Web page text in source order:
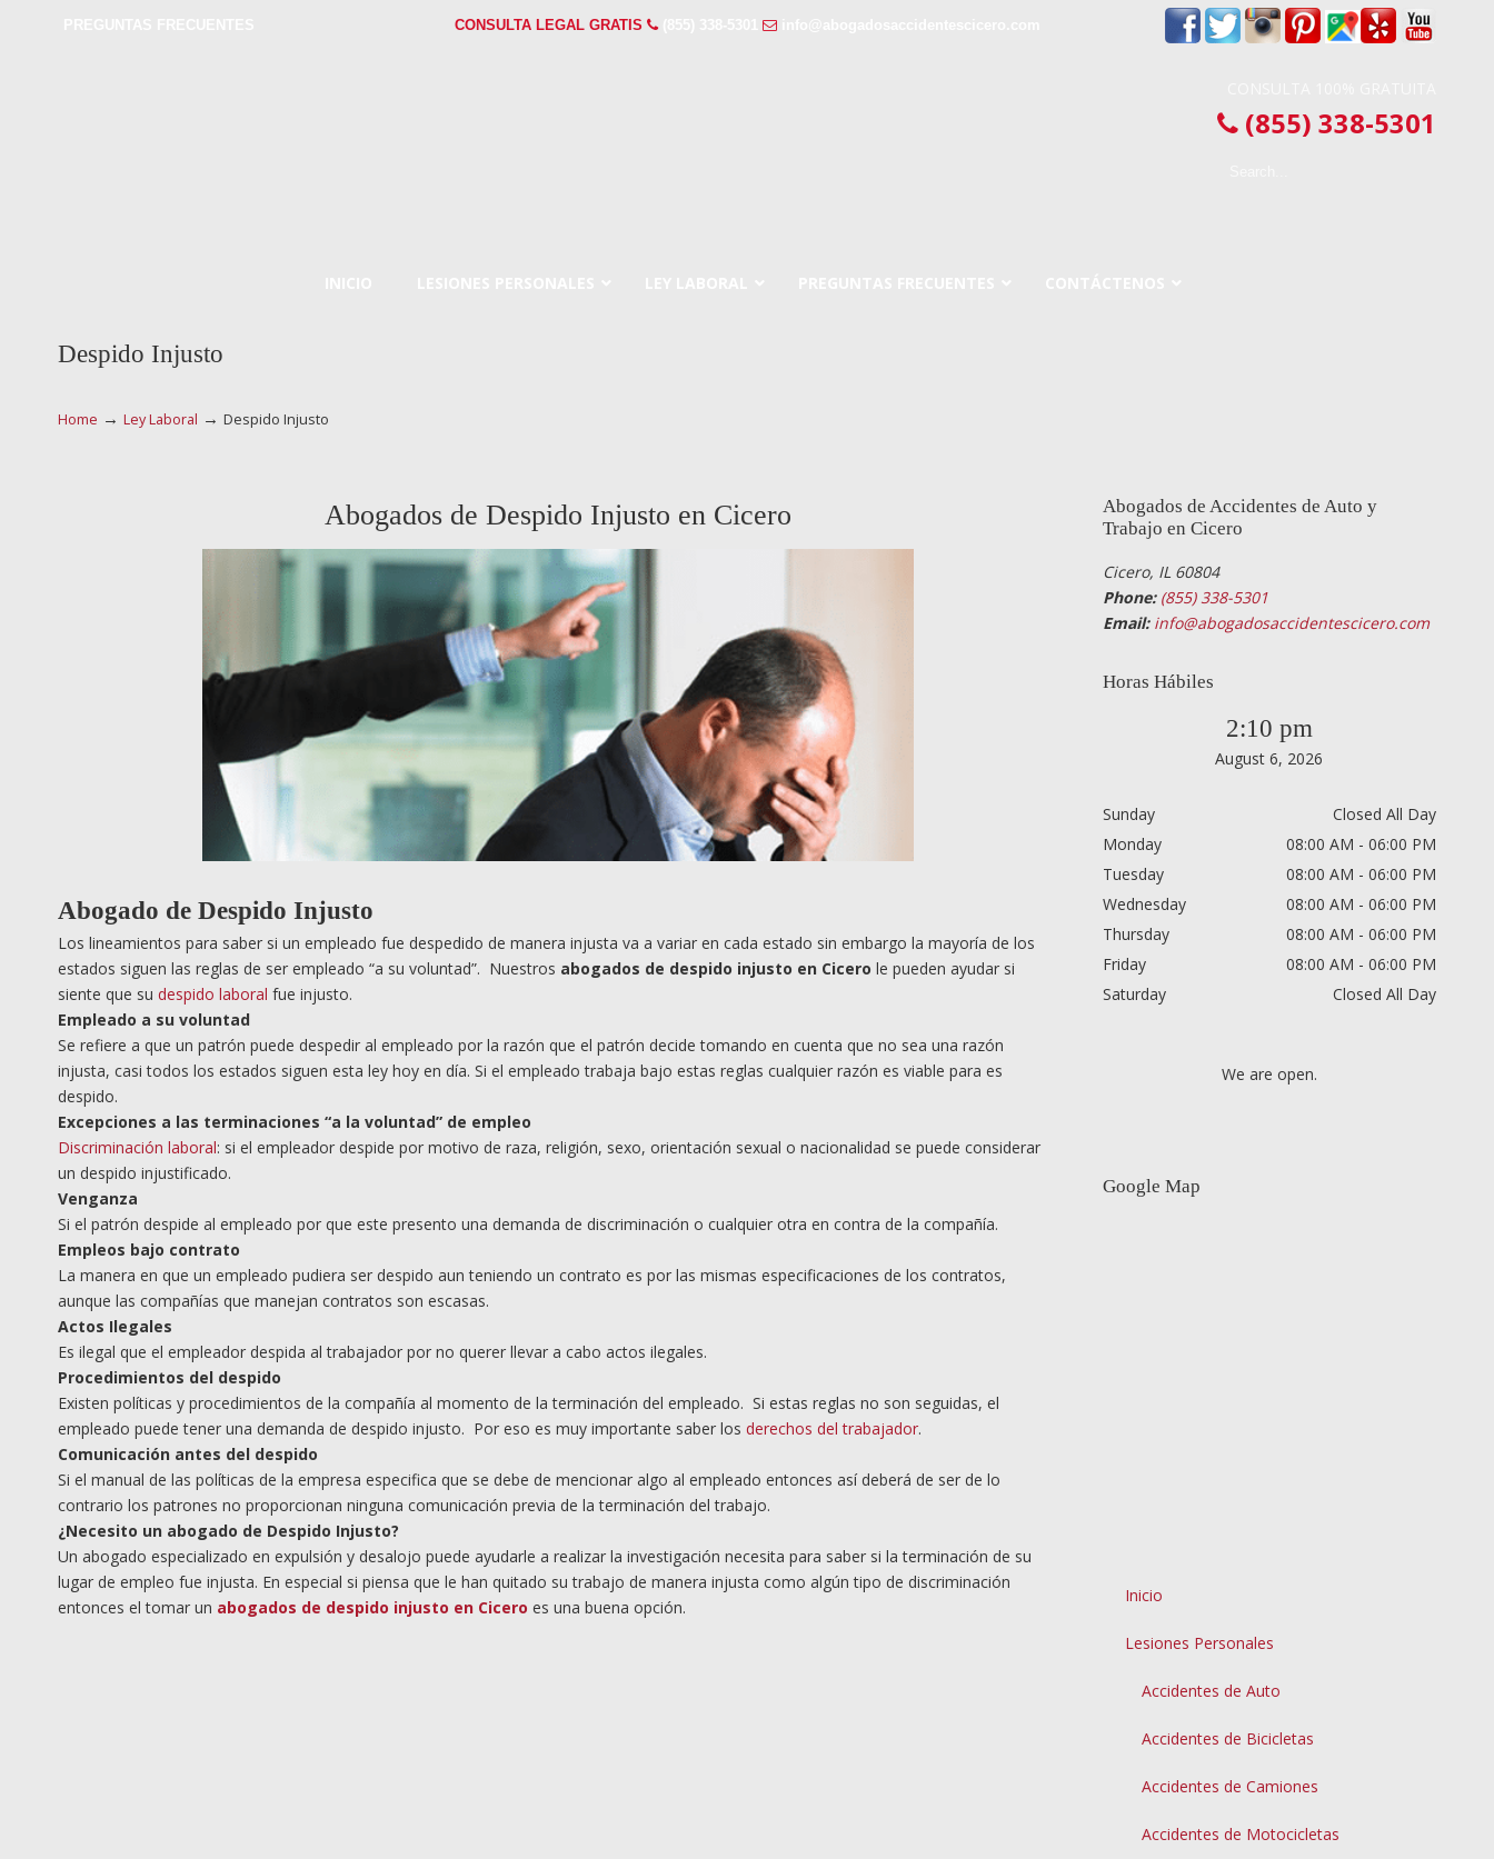
CONSULTA LEGAL GRATIS
(855) 338-5301
Despido Injusto
Home → Ley Laboral → Despido Injusto
Abogados de Despido Injusto en Cicero
Abogado de Despido Injusto
Los lineamientos para saber si un empleado fue despedido de manera injusta va a variar en cada estado sin embargo la mayoría de los
estados siguen las reglas de ser empleado “a su voluntad”. Nuestros abogados de despido injusto en Cicero le pueden ayudar si
siente que su despido laboral fue injusto.
Empleado a su voluntad
Se refiere a que un patrón puede despedir al empleado por la razón que el patrón decide tomando en cuenta que no sea una razón
injusta, casi todos los estados siguen esta ley hoy en día. Si el empleado trabaja bajo estas reglas cualquier razón es viable para es
despido.
Excepciones a las terminaciones “a la voluntad” de empleo
Discriminación laboral: si el empleador despide por motivo de raza, religión, sexo, orientación sexual o nacionalidad se puede considerar
un despido injustificado.
Venganza
Si el patrón despide al empleado por que este presento una demanda de discriminación o cualquier otra en contra de la compañía.
Empleos bajo contrato
La manera en que un empleado pudiera ser despido aun teniendo un contrato es por las mismas especificaciones de los contratos,
aunque las compañías que manejan contratos son escasas.
Actos Ilegales
Es ilegal que el empleador despida al trabajador por no querer llevar a cabo actos ilegales.
Procedimientos del despido
Existen políticas y procedimientos de la compañía al momento de la terminación del empleado. Si estas reglas no son seguidas, el
empleado puede tener una demanda de despido injusto. Por eso es muy importante saber los derechos del trabajador.
Comunicación antes del despido
Si el manual de las políticas de la empresa especifica que se debe de mencionar algo al empleado entonces así deberá de ser de lo
contrario los patrones no proporcionan ninguna comunicación previa de la terminación del trabajo.
¿Necesito un abogado de Despido Injusto?
Un abogado especializado en expulsión y desalojo puede ayudarle a realizar la investigación necesita para saber si la terminación de su
lugar de empleo fue injusta. En especial si piensa que le han quitado su trabajo de manera injusta como algún tipo de discriminación
entonces el tomar un abogados de despido injusto en Cicero es una buena opción.
Abogados de Accidentes de Auto y
Trabajo en Cicero
Cicero, IL 60804
Phone: (855) 338-5301
Email: info@abogadosaccidentescicero.com
Horas Hábiles
2:10 pm
August 6, 2026
Sunday
Closed All Day
Monday
08:00 AM - 06:00 PM
Tuesday
08:00 AM - 06:00 PM
Wednesday
08:00 AM - 06:00 PM
Thursday
08:00 AM - 06:00 PM
Friday
08:00 AM - 06:00 PM
Saturday
Closed All Day
We are open.
Google Map
Inicio
Lesiones Personales
Accidentes de Auto
Accidentes de Bicicletas
Accidentes de Camiones
Accidentes de Motocicletas